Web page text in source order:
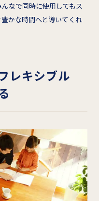
なで同時に使用してもス
かな時間へと導いてくれ
レキシブル